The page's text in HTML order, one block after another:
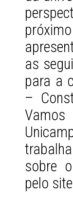
as
para a
–
sobre
pelo